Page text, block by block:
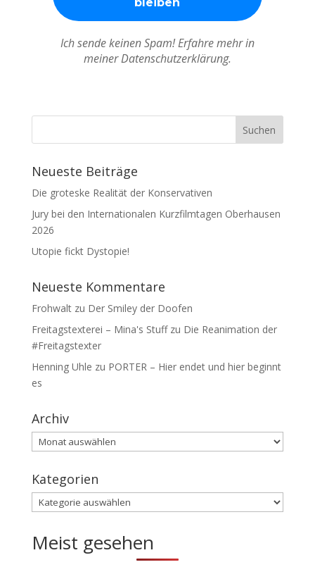
Ich sende keinen Spam! Erfahre mehr in
meiner Datenschutzerklärung.
Neueste Beiträge
Die groteske Realität der Konservativen
Jury bei den Internationalen Kurzfilmtagen Oberhausen
2026
Utopie fickt Dystopie!
Neueste Kommentare
Frohwaltzu Der Smiley der Doofen
Freitagstexterei – Mina's Stuffzu Die Reanimation der
#Freitagstexter
Henning Uhle zu PORTER – Hier endet und hier beginnt
es
Archiv
Archiv
Kategorien
Kategorien
Meist gesehen